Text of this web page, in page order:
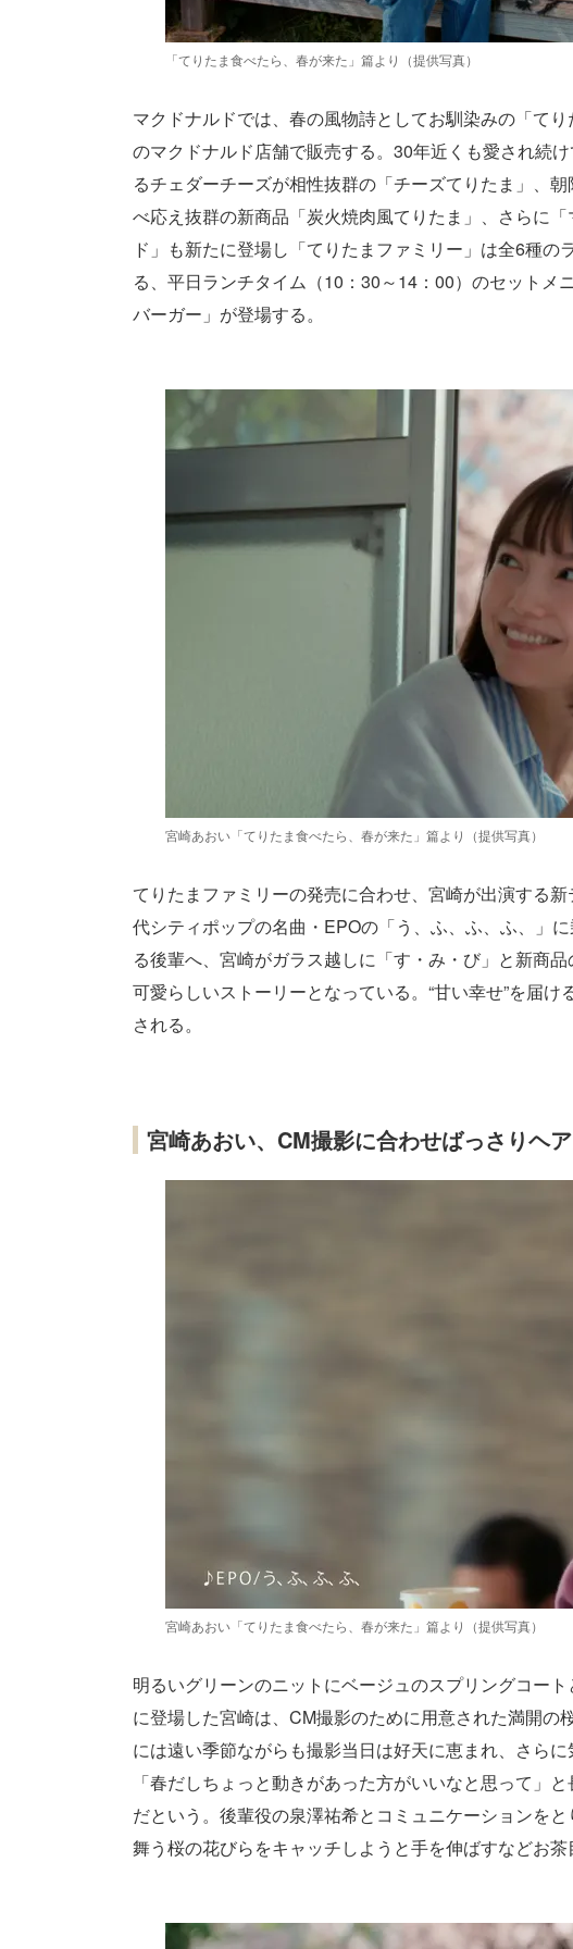
「てりたま食べたら、春が来た」篇より（提供写真）
マクドナルドでは、春の風物詩としてお馴染みの「て
のマクドナルド店舗で販売する。30年近くも愛され続
るチェダーチーズが相性抜群の「チーズてりたま」、
べ応え抜群の新商品「炭火焼肉風てりたま」、さらに
ド」も新たに登場し「てりたまファミリー」は全6種
る、平日ランチタイム（10：30～14：00）のセットメ
バーガー」が登場する。
宮崎あおい「てりたま食べたら、春が来た」篇より（提供写真）
てりたまファミリーの発売に合わせ、宮崎が出演する
代シティポップの名曲・EPOの「う、ふ、ふ、ふ、」
る後輩へ、宮崎がガラス越しに「す・み・び」と新商
可愛らしいストーリーとなっている。“甘い幸せ”を届
される。
宮崎あおい、CM撮影に合わせばっさりヘ
宮崎あおい「てりたま食べたら、春が来た」篇より（提供写真）
明るいグリーンのニットにベージュのスプリングコー
に登場した宮崎は、CM撮影のために用意された満開
には遠い季節ながらも撮影当日は好天に恵まれ、さら
「春だしちょっと動きがあった方がいいなと思って」
だという。後輩役の泉澤祐希とコミュニケーションを
舞う桜の花びらをキャッチしようと手を伸ばすなどお茶